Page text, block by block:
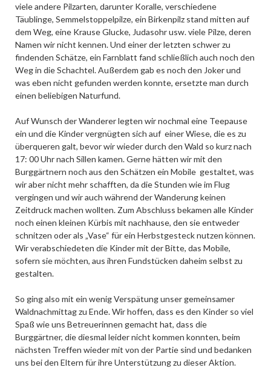
viele andere Pilzarten, darunter Koralle, verschiedene
Täublinge, Semmelstoppelpilze, ein Birkenpilz stand mitten auf
dem Weg, eine Krause Glucke, Judasohr usw. viele Pilze, deren
Namen wir nicht kennen. Und einer der letzten schwer zu
findenden Schätze, ein Farnblatt fand schließlich auch noch den
Weg in die Schachtel. Außerdem gab es noch den Joker und
was eben nicht gefunden werden konnte, ersetzte man durch
einen beliebigen Naturfund.
Auf Wunsch der Wanderer legten wir nochmal eine Teepause
ein und die Kinder vergnügten sich auf einer Wiese, die es zu
überqueren galt, bevor wir wieder durch den Wald so kurz nach
17: 00 Uhr nach Sillen kamen. Gerne hätten wir mit den
Burggärtnern noch aus den Schätzen ein Mobile gestaltet, was
wir aber nicht mehr schafften, da die Stunden wie im Flug
vergingen und wir auch während der Wanderung keinen
Zeitdruck machen wollten. Zum Abschluss bekamen alle Kinder
noch einen kleinen Kürbis mit nachhause, den sie entweder
schnitzen oder als „Vase“ für ein Herbstgesteck nutzen können.
Wir verabschiedeten die Kinder mit der Bitte, das Mobile,
sofern sie möchten, aus ihren Fundstücken daheim selbst zu
gestalten.
So ging also mit ein wenig Verspätung unser gemeinsamer
Waldnachmittag zu Ende. Wir hoffen, dass es den Kinder so viel
Spaß wie uns Betreuerinnen gemacht hat, dass die
Burggärtner, die diesmal leider nicht kommen konnten, beim
nächsten Treffen wieder mit von der Partie sind und bedanken
uns bei den Eltern für ihre Unterstützung zu dieser Aktion.